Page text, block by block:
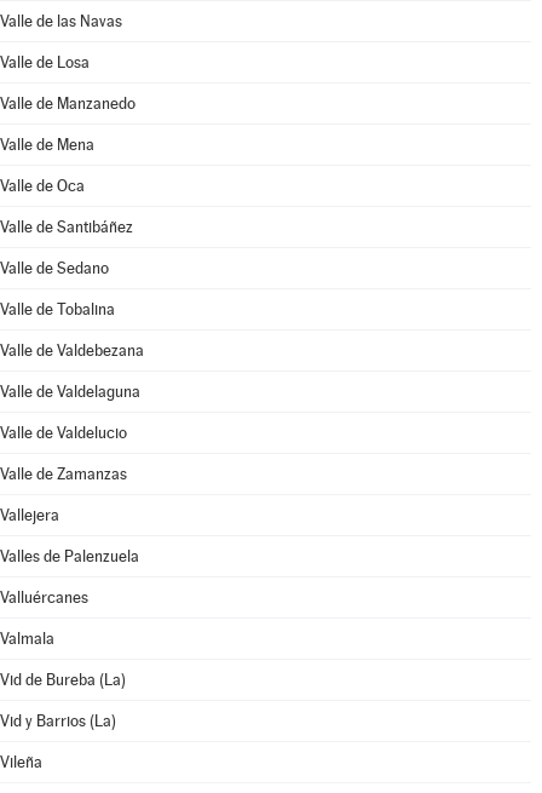
Valle de las Navas
Valle de Losa
Valle de Manzanedo
Valle de Mena
Valle de Oca
Valle de Santibáñez
Valle de Sedano
Valle de Tobalina
Valle de Valdebezana
Valle de Valdelaguna
Valle de Valdelucio
Valle de Zamanzas
Vallejera
Valles de Palenzuela
Valluércanes
Valmala
Vid de Bureba (La)
Vid y Barrios (La)
Vileña